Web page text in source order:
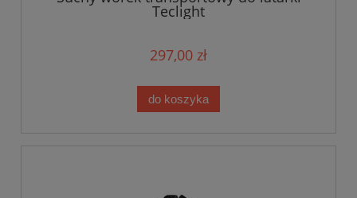
Teclight
297,00 zł
do koszyka